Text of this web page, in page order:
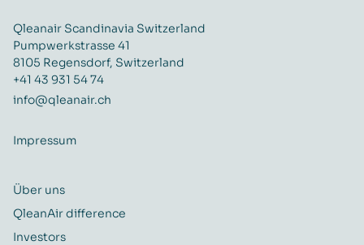
Qleanair Scandinavia Switzerland
Pumpwerkstrasse 41
8105 Regensdorf, Switzerland
+41 43 931 54 74
info@qleanair.ch
Impressum
Über uns
QleanAir difference
Investors